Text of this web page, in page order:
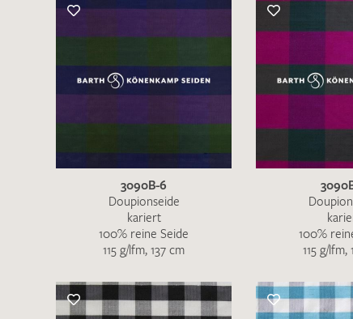
3090B-6
Doupionseide
kariert
100% reine Seide
115 g/lfm, 137 cm
100%
115 g/lfm,